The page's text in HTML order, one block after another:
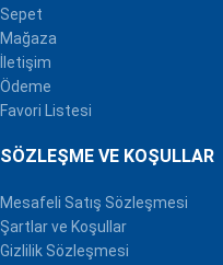
Sepet
Mağaza
İletişim
Ödeme
Favori Listesi
SÖZLEŞME VE KOŞULLAR
Mesafeli Satış Sözleşmesi
Şartlar ve Koşullar
Gizlilik Sözleşmesi